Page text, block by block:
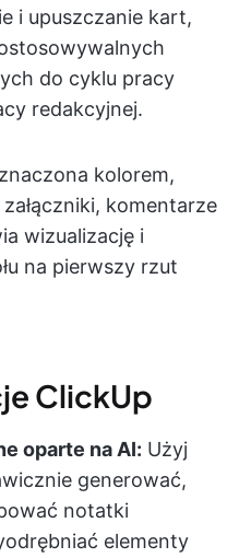
i upuszczanie kart,
do cyklu pracy
redakcyjnej.
kolorem,
komentarze
wizualizację i
na pierwszy rzut
ClickUp
oparte na AI: Użyj
generować,
notatki
elementy